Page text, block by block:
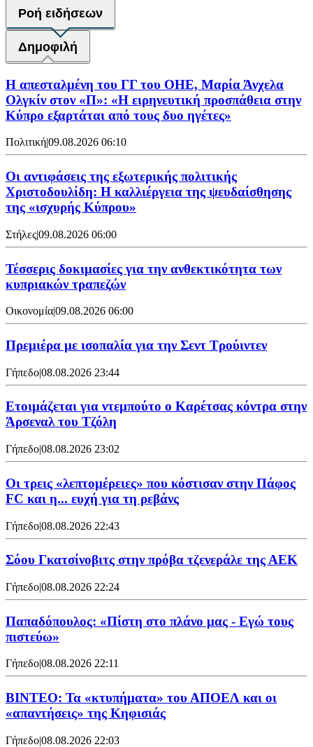
Ροή ειδήσεων
Δημοφιλή
Η απεσταλμένη του ΓΓ του ΟΗΕ, Μαρία Άνχελα
Ολγκίν στον «Π»: «Η ειρηνευτική προσπάθεια στην
Κύπρο εξαρτάται από τους δυο ηγέτες»
Πολιτική|09.08.2026 06:10
Οι αντιφάσεις της εξωτερικής πολιτικής
Χριστοδουλίδη: Η καλλιέργεια της ψευδαίσθησης
της «ισχυρής Κύπρου»
Στήλες|09.08.2026 06:00
Τέσσερις δοκιμασίες για την ανθεκτικότητα των
κυπριακών τραπεζών
Οικονομία|09.08.2026 06:00
Πρεμιέρα με ισοπαλία για την Σεντ Τρούιντεν
Γήπεδο|08.08.2026 23:44
Ετοιμάζεται για ντεμπούτο ο Καρέτσας κόντρα στην
Άρσεναλ του Τζόλη
Γήπεδο|08.08.2026 23:02
Οι τρεις «λεπτομέρειες» που κόστισαν στην Πάφος
FC και η... ευχή για τη ρεβάνς
Γήπεδο|08.08.2026 22:43
Σόου Γκατσίνοβιτς στην πρόβα τζενεράλε της ΑΕΚ
Γήπεδο|08.08.2026 22:24
Παπαδόπουλος: «Πίστη στο πλάνο μας - Εγώ τους
πιστεύω»
Γήπεδο08.08.2026 22:11
ΒΙΝΤΕΟ: Τα «κτυπήματα» του ΑΠΟΕΛ και οι
«απαντήσεις» της Κηφισιάς
Γήπεδο|08.08.2026 22:03